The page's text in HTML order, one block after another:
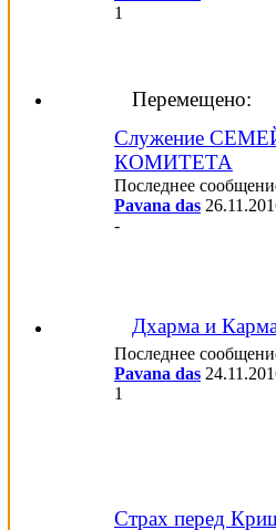
1
Перемещено:
Служение
КОМИТЕТА
Последнее
Pavana das
-
Дхарма и
Последнее
Pavana das
1
Страх перед